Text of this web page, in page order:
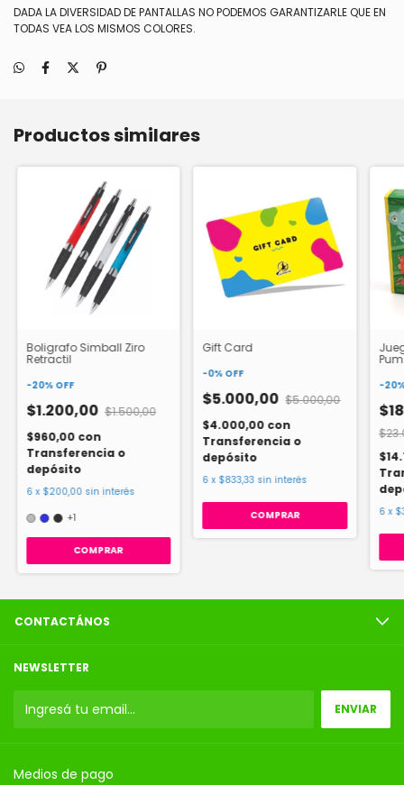
DADA LA DIVERSIDAD DE PANTALLAS NO PODEMOS GARANTIZARLE QUE EN
TODAS VEA LOS MISMOS COLORES.
Productos similares
Boligrafo Simball Ziro
Retractil
-20% OFF
$1.200,00 $1.500,00
$960,00 con
Transferencia o
depósito
6 x $200,00 sin interés
+1
COMPRAR
Gift Card
-0% OFF
$5.000,00 $5.000,00
$4.000,00 con
Transferencia o
depósito
6 x $833,33 sin interés
COMPRAR
-20
6 x
CONTACTÁNOS
NEWSLETTER
Medios de pago